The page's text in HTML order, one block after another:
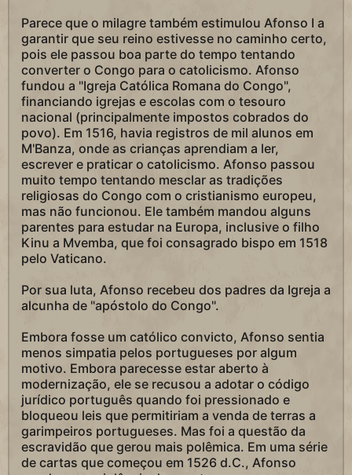
Parece que o milagre também estimulou Afonso I a
garantir que seu reino estivesse no caminho certo,
pois ele passou boa parte do tempo tentando
converter o Congo para o catolicismo. Afonso
fundou a "Igreja Católica Romana do Congo",
financiando igrejas e escolas com o tesouro
nacional (principalmente impostos cobrados do
povo). Em 1516, havia registros de mil alunos em
M'Banza, onde as crianças aprendiam a ler,
escrever e praticar o catolicismo. Afonso passou
muito tempo tentando mesclar as tradições
religiosas do Congo com o cristianismo europeu,
mas não funcionou. Ele também mandou alguns
parentes para estudar na Europa, inclusive o filho
Kinu a Mvemba, que foi consagrado bispo em 1518
pelo Vaticano.
Por sua luta, Afonso recebeu dos padres da Igreja a
alcunha de "apóstolo do Congo".
Embora fosse um católico convicto, Afonso sentia
menos simpatia pelos portugueses por algum
motivo. Embora parecesse estar aberto à
modernização, ele se recusou a adotar o código
jurídico português quando foi pressionado e
bloqueou leis que permitiriam a venda de terras a
garimpeiros portugueses. Mas foi a questão da
escravidão que gerou mais polêmica. Em uma série
de cartas que começou em 1526 d.C., Afonso